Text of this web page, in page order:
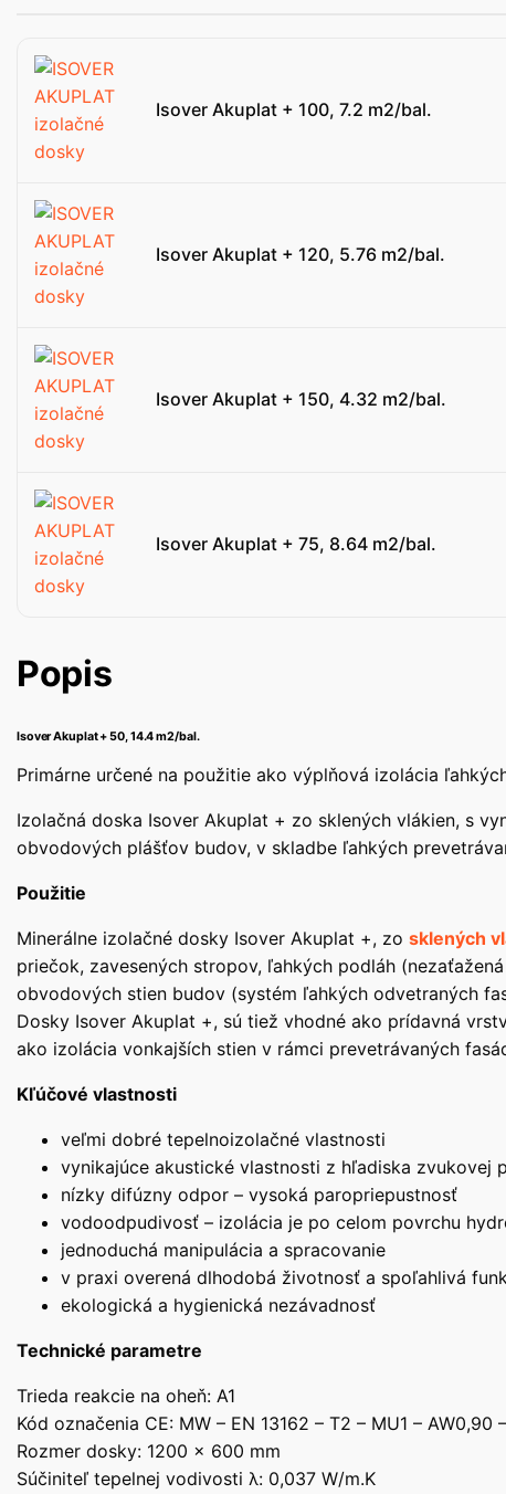
Isover Akuplat + 100, 7.2 m2/bal.
Isover Akuplat + 120, 5.76 m2/bal.
Isover Akuplat + 150, 4.32 m2/bal.
Isover Akuplat + 75, 8.64 m2/bal.
Popis
Isover Akuplat + 50, 14.4 m2/bal.
Primárne určené na použitie ako výplňová izolácia
Izolačná doska Isover Akuplat + zo sklených vlákien, s
obvodových plášťov budov, v skladbe ľahkých
Použitie
Minerálne izolačné dosky Isover Akuplat +, zo sklených
priečok, zavesených stropov, ľahkých podláh
obvodových stien budov (systém ľahkých odvetraných
Dosky Isover Akuplat +, sú tiež vhodné ako prídavná
ako izolácia vonkajších stien v rámci prevetrávaných
Kľúčové vlastnosti
veľmi dobré tepelnoizolačné vlastnosti
vynikajúce akustické vlastnosti z hľadiska zvukovej
nízky difúzny odpor – vysoká paropriepustnosť
vodoodpudivosť – izolácia je po celom povrchu
jednoduchá manipulácia a spracovanie
v praxi overená dlhodobá životnosť a spoľahlivá
ekologická a hygienická nezávadnosť
Technické parametre
Trieda reakcie na oheň: A1
Kód označenia CE: MW – EN 13162 – T2 – MU1 – AW0,90
Rozmer dosky: 1200 x 600 mm
Súčiniteľ tepelnej vodivosti λ: 0,037 W/m.K